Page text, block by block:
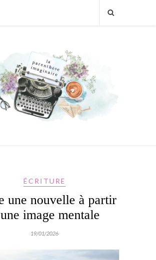
ÉCRITURE
une nouvelle à partir
image mentale
19/01/2026